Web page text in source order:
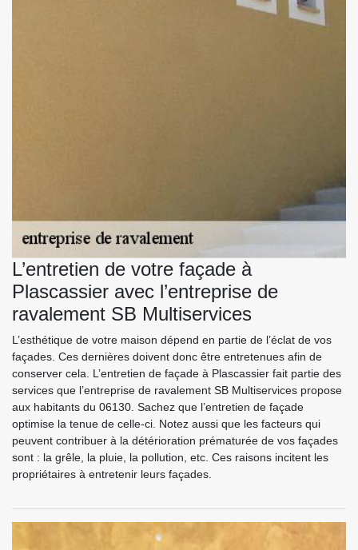
L’entretien de votre façade à
Plascassier avec l’entreprise de
ravalement SB Multiservices
L’esthétique de votre maison dépend en partie de l’éclat de vos
façades. Ces dernières doivent donc être entretenues afin de
conserver cela. L’entretien de façade à Plascassier fait partie des
services que l’entreprise de ravalement SB Multiservices propose
aux habitants du 06130. Sachez que l’entretien de façade
optimise la tenue de celle-ci. Notez aussi que les facteurs qui
peuvent contribuer à la détérioration prématurée de vos façades
sont : la grêle, la pluie, la pollution, etc. Ces raisons incitent les
propriétaires à entretenir leurs façades.